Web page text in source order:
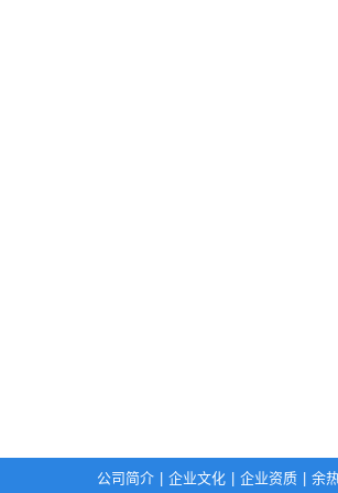
公司简介 企业文化 企业资质 余